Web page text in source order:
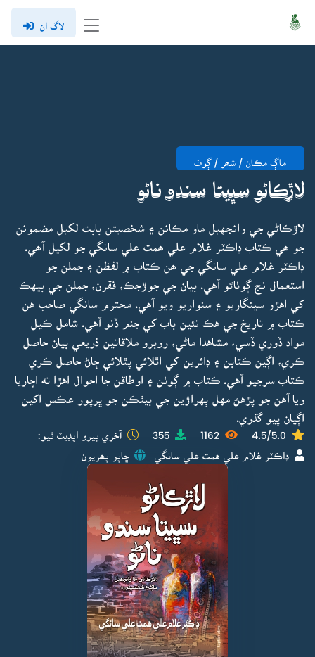
لاگ ان
ماڳ مڪان / شھر / ڳوٺ
لاڙڪاڻو سڀيتا سندو ناڻو
لاڙڪاڻي جي وانجهيل ماو مڪانن ۽ شخصيتن بابت لکيل مضمونن
جو ھي ڪتاب ڊاڪٽر غلام علي ھمت علي سانگي جو لکيل آھي.
ڊاڪٽر غلام علي سانگي جي ھن ڪتاب ۾ لفظن ۽ جملن جو
استعمال نج ڳوٺاڻو آهي. بيان جي جوڙجڪ، فقرن، جملن جي بيهڪ
کي اهڙو سينگاريو ۽ سنواريو ويو آهي. محترم سانگي صاحب هن
ڪتاب ۾ تاريخ جي هڪ نئين باب کي جنم ڏنو آهي. شامل ڪيل
مواد ڏوري ڏسي، مشاهدا ماڻي، روبرو ملاقاتين ذريعي بيان حاصل
ڪري، اڳين ڪتابن ۽ ڊائرين کي اٿلائي پٿلائي ڄاڻ حاصل ڪري
ڪتاب سرجيو آهي. ڪتاب ۾ ڳوٺن ۽ اوطاقن جا احوال اهڙا ته اچاريا
ويا آهن جو پڙهڻ مهل ٻهراڙين جي بيٺڪن جو ڀرپور عڪس اکين
اڳيان پيو گذري.
4.5/5.0
1162
355 آخري ڀيرو اپڊيٽ ٿيو:
ڊاڪٽر غلام علي همت علي سانگي ڇاپو پھريون